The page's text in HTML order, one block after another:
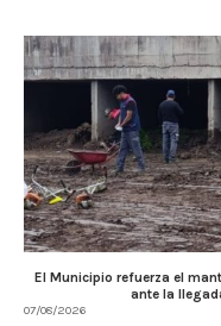
El Municipio refuerza el
ante la
07/08/2026